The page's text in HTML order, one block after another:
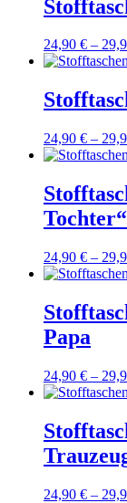
24,90 € –
24,90 € –
Tochter“
24,90 € –
Papa
24,90 € –
24,90 € –